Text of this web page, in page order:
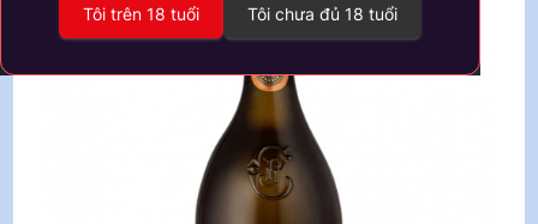
Tôi trên 18 tuổi
Tôi chưa đủ 18 tuổi